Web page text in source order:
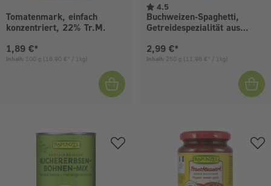
Tomatenmark, einfach
konzentriert, 22% Tr.M.
Aktueller Preis:
1,89 €*
Inhalt: 100 g (18,90 €* / 1kg)
4.5
Buchweizen-Spaghetti,
Getreidespezialität aus
Aktueller Preis:
2,99 €*
Inhalt: 250 g (11,96 €* / 1kg)